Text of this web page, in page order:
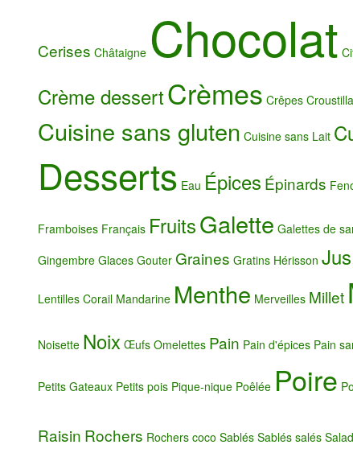
Cerises Châtaigne Chocolat
Crème dessertCrèmes Crêpes
Cuisine sans gluten Cuisine sans Lait
Desserts Eau Épices Épinards
Framboises Français FruitsGalette Galettes de
Gingembre Glaces Gouter Graines Gratins Hérisson Jus
Lentilles Corail Mandarine Menthe Merveilles Millet
Noisette Noix Œufs Omelettes Pain Pain d'épices Pain
Petits Gateaux Petits pois Pique-nique Poêlée Poire
Raisin Rochers Rochers coco Sablés Sablés salés